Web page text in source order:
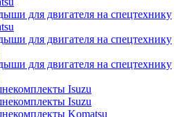
для двигателя на спецтехнику
для двигателя на спецтехнику
для двигателя на спецтехнику
Isuzu
Isuzu
Komatsu